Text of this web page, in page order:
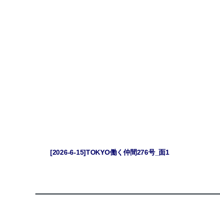
[2026-6-15]TOKYO働く仲間276号_面1